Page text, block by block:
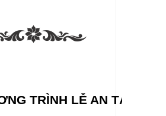
TRÌNH LỄ AN TÁNG